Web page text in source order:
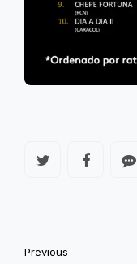
Previous